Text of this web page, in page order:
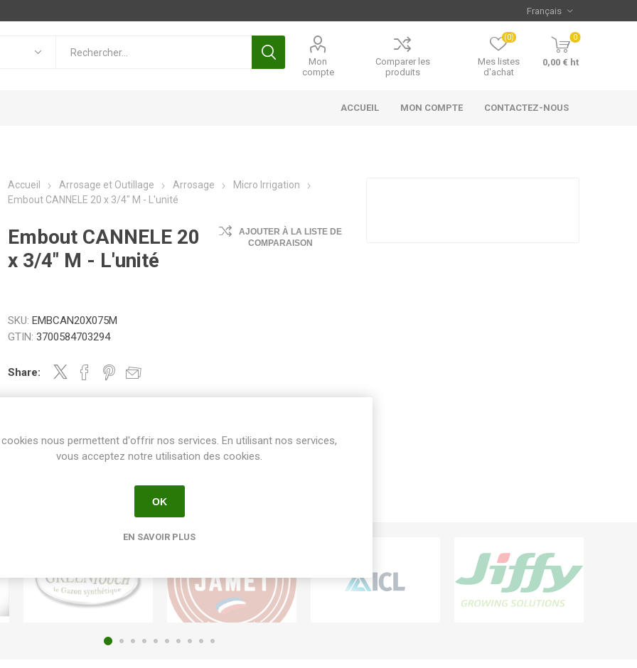
Mon
compte
Comparer les
produits
Mes listes
d'achat
(0) 0
0,00 € ht
ACCUEIL MON COMPTE CONTACTEZ-NOUS
Accueil Arrosage et Outillage Arrosage
Micro Irrigation
Embout CANNELE 20 x 3/4" M - L'unité
Embout CANNELE 20
x 3/4" M - L'unité
AJOUTER À LA LISTE DE
COMPARAISON
SKU: EMBCAN20X075M
GTIN: 3700584703294
Share:
nous permettent d'offrir nos services. En utilisant nos services,
vous acceptez notre utilisation des cookies.
OK
EN SAVOIR PLUS